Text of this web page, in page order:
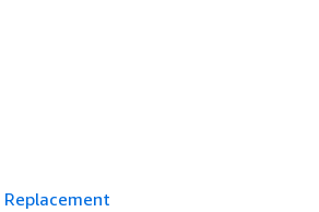
Replacement